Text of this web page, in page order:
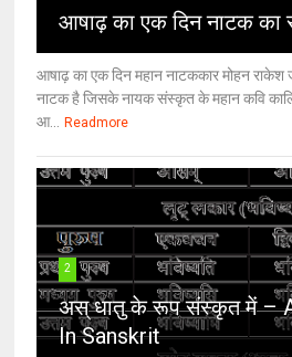
आषाढ़ का एक दिन नाटक का
आषाढ़ का एक दिन महान नाटककार मोहन राकेश
नाटक है जिसके नायक संस्कृत के महान कवि
आ...
Readmore
2
अस् धातु के रूप संस्कृत में –
In Sanskrit